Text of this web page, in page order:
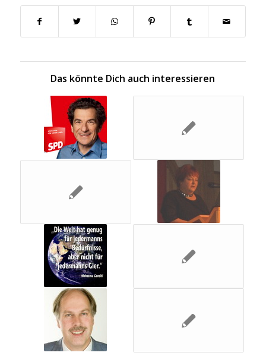
Das könnte Dich auch interessieren